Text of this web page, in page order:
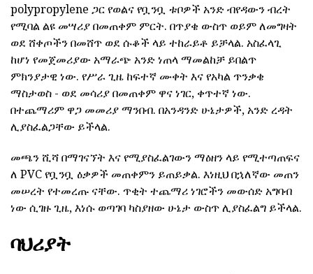
polypropylene ጋር የወልና የቧንቧ ቱቦዎች አንድ ብየዳውን ብረት
የሚባል ልዩ መሣሪያ በመጠቀም ምርት. በጥያቄ ውስጥ ወይም ለመግዛት
ወደ ሸቀጦችን በመሸጥ ወደ ሱቆች ላይ ተከራይቶ ይቻላል. አስፈላጊ
ከሆነ የመጀመሪያው አማራጭ አንድ ነጠላ ማመልከቻ ይበልጥ
ምክንያታዊ ነው. የሥራ ጊዜ ከፍተኛ ሙቀት እና የአካል ጥንቃቄ
ማስታወስ - ወደ መሳሪያ በመጠቀም ዋና ነገር, ቀጥተኛ ነው.
በተጨማሪም ዋጋ መመሪያ ማንበብ. በአንዳንድ ሁኔታዎች, አንድ ረዳት
ሊያስፈልጋቸው ይችላል.
መጫን ሺሻ በማገናኘት እና የሚያስፈልገውን ማዕዘን ላይ የሚተጣጠፍና
ለ PVC የቧንቧ ዕቃዎች መጠቀምን ይጠይቃል. እነዚህ በኋለኛው መጠን
መሠረት የተመረጡ ናቸው. ጥቂት ተጨማሪ ነገሮችን መውሰድ አግባብ
ነው ሲገዙ ጊዜ, እነሱ ወጣገባ ካስያዘው ሁኔታ ውስጥ ሊያስፈልግ ይችላል.
ባህሪያት